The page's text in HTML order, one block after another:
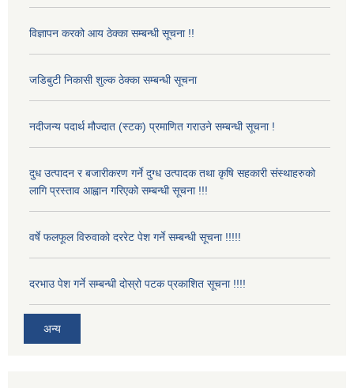
विज्ञापन करको आय ठेक्का सम्बन्धी सूचना !!
जडिबुटी निकासी शुल्क ठेक्का सम्बन्धी सूचना
नदीजन्य पदार्थ मौज्दात (स्टक) प्रमाणित गराउने सम्बन्धी सूचना !
दुध उत्पादन र बजारीकरण गर्ने दुग्ध उत्पादक तथा कृषि सहकारी संस्थाहरुको
लागि प्रस्ताव आह्वान गरिएको सम्बन्धी सूचना !!!
वर्षे फलफूल विरुवाको दररेट पेश गर्ने सम्बन्धी सूचना !!!!!
दरभाउ पेश गर्ने सम्बन्धी दोस्रो पटक प्रकाशित सूचना !!!!
अन्य